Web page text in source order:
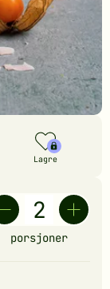
Lagre
porsjoner